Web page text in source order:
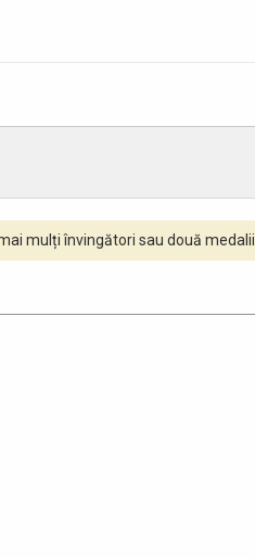
mulți învingători sau două medalii